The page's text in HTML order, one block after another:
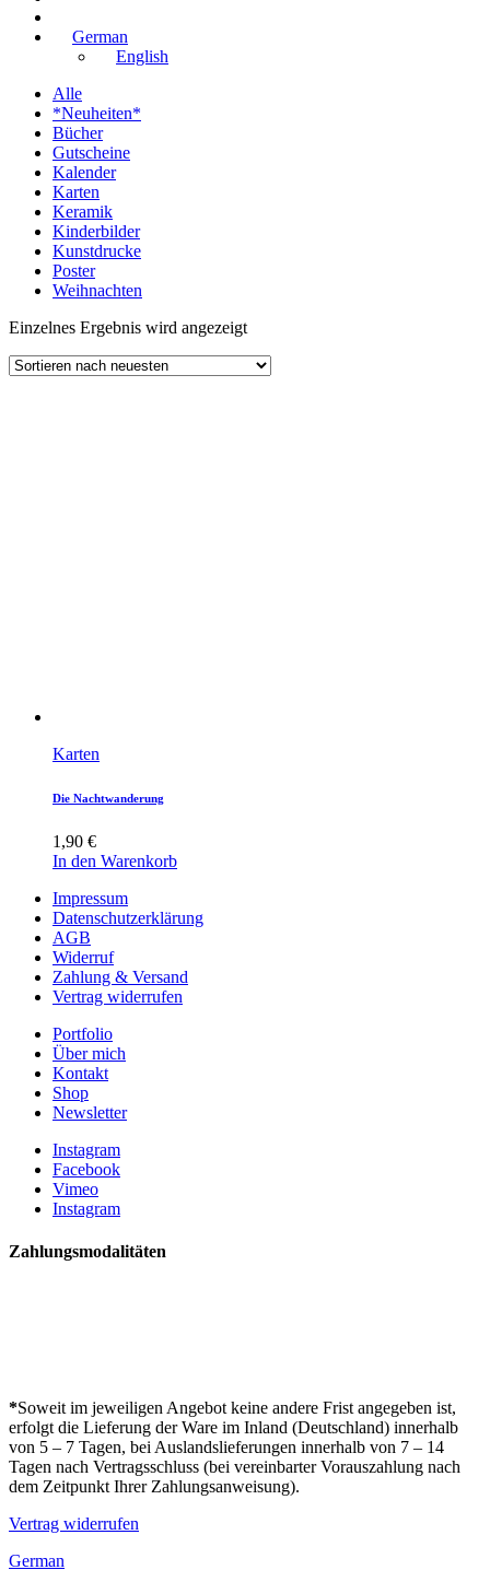
German
English
Alle
*Neuheiten*
Bücher
Gutscheine
Kalender
Karten
Keramik
Kinderbilder
Kunstdrucke
Poster
Weihnachten
Einzelnes Ergebnis wird angezeigt
Karten
Die Nachtwanderung
1,90 €
In den Warenkorb
Impressum
Datenschutzerklärung
AGB
Widerruf
Zahlung & Versand
Vertrag widerrufen
Portfolio
Über mich
Kontakt
Shop
Newsletter
Instagram
Facebook
Vimeo
Instagram
Zahlungsmodalitäten
*Soweit im jeweiligen Angebot keine andere Frist angegeben ist,
erfolgt die Lieferung der Ware im Inland (Deutschland) innerhalb
von 5 – 7 Tagen, bei Auslandslieferungen innerhalb von 7 – 14
Tagen nach Vertragsschluss (bei vereinbarter Vorauszahlung nach
dem Zeitpunkt Ihrer Zahlungsanweisung).
Vertrag widerrufen
German